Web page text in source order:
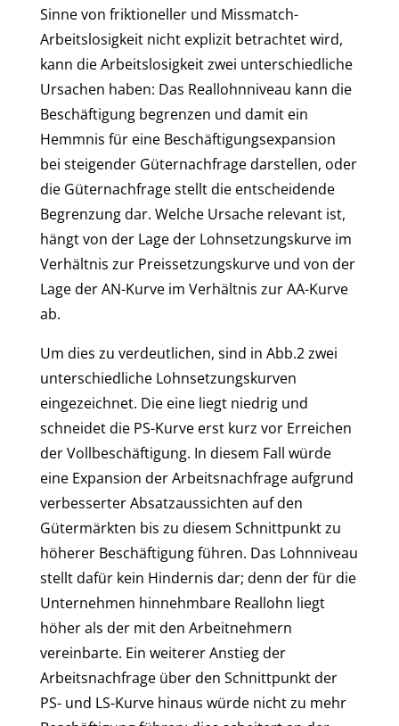
Sinne von friktioneller und Missmatch-
Arbeitslosigkeit nicht explizit betrachtet wird,
kann die Arbeitslosigkeit zwei unterschiedliche
Ursachen haben: Das Reallohnniveau kann die
Beschäftigung begrenzen und damit ein
Hemmnis für eine Beschäftigungsexpansion
bei steigender Güternachfrage darstellen, oder
die Güternachfrage stellt die entscheidende
Begrenzung dar. Welche Ursache relevant ist,
hängt von der Lage der Lohnsetzungskurve im
Verhältnis zur Preissetzungskurve und von der
Lage der AN-Kurve im Verhältnis zur AA-Kurve
ab.
Um dies zu verdeutlichen, sind in Abb.2 zwei
unterschiedliche Lohnsetzungskurven
eingezeichnet. Die eine liegt niedrig und
schneidet die PS-Kurve erst kurz vor Erreichen
der Vollbeschäftigung. In diesem Fall würde
eine Expansion der Arbeitsnachfrage aufgrund
verbesserter Absatzaussichten auf den
Gütermärkten bis zu diesem Schnittpunkt zu
höherer Beschäftigung führen. Das Lohnniveau
stellt dafür kein Hindernis dar; denn der für die
Unternehmen hinnehmbare Reallohn liegt
höher als der mit den Arbeitnehmern
vereinbarte. Ein weiterer Anstieg der
Arbeitsnachfrage über den Schnittpunkt der
PS- und LS-Kurve hinaus würde nicht zu mehr